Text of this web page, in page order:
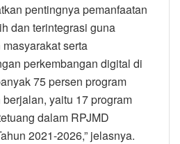
pentingnya pemanfaatan
dan terintegrasi guna
serta
perkembangan digital di
75 persen program
yaitu 17 program
dalam RPJMD
2021-2026,” jelasnya.